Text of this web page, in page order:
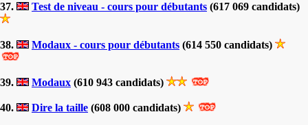
37. Test de niveau - cours pour débutants (617 069 candidats)
38. Modaux - cours pour débutants (614 550 candidats)
39. Modaux (610 943 candidats)
40. Dire la taille (608 000 candidats)